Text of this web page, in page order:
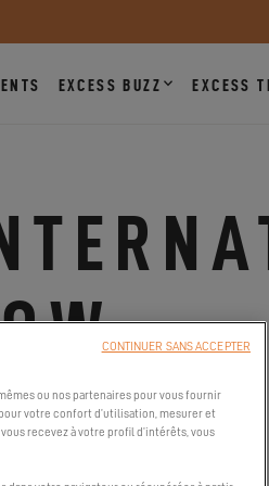
EXCESS BUZZ EXCESS
COVE
2021
ou nos partenaires pour vous fournir
votre confort d’utilisation, mesurer et
recevez à votre profil d’intérêts, vous
CONTINUER SANS ACCEPTER